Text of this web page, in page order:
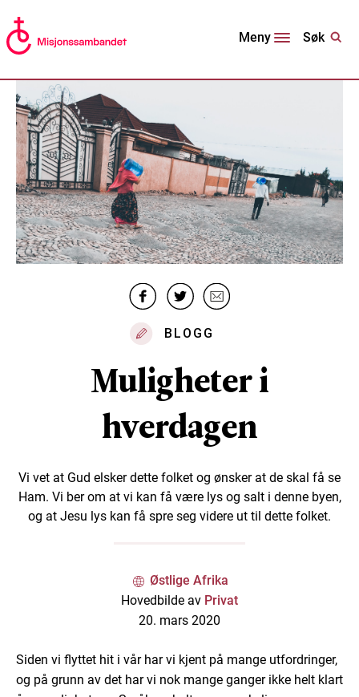
Meny Søk
BLOGG
Muligheter i
hverdagen
Vi vet at Gud elsker dette folket og ønsker at de skal få se
Ham. Vi ber om at vi kan få være lys og salt i denne byen,
og at Jesu lys kan få spre seg videre ut til dette folket.
Østlige Afrika
Hovedbilde av Privat
20. mars 2020
Siden vi flyttet hit i vår har vi kjent på mange utfordringer,
og på grunn av det har vi nok mange ganger ikke helt klart